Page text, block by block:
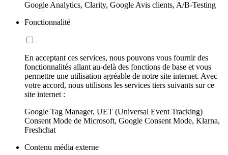
Google Analytics, Clarity, Google Avis clients, A/B-Testing
Fonctionnalité
En acceptant ces services, nous pouvons vous fournir des
fonctionnalités allant au-delà des fonctions de base et vous
permettre une utilisation agréable de notre site internet. Avec
votre accord, nous utilisons les services tiers suivants sur ce
site internet :
Google Tag Manager, UET (Universal Event Tracking)
Consent Mode de Microsoft, Google Consent Mode, Klarna,
Freshchat
Contenu média externe